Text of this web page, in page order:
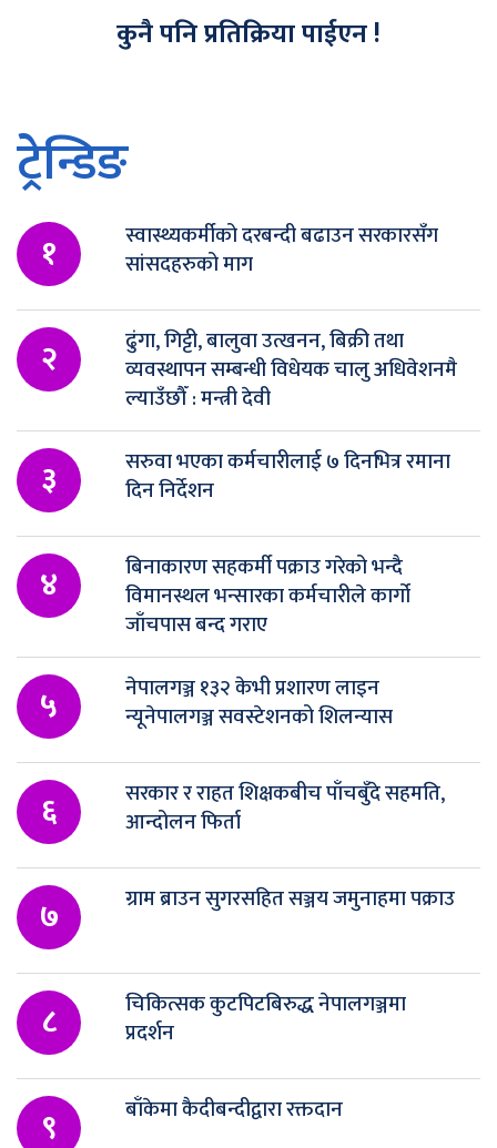
कुनै पनि प्रतिक्रिया पाईएन !
ट्रेन्डिङ
१
स्वास्थ्यकर्मीको दरबन्दी बढाउन सरकारसँग
सांसदहरुको माग
२
ढुंगा, गिट्टी, बालुवा उत्खनन, बिक्री तथा
व्यवस्थापन सम्बन्धी विधेयक चालु अधिवेशनमै
ल्याउँछौँ : मन्त्री देवी
३
सरुवा भएका कर्मचारीलाई ७ दिनभित्र रमाना
दिन निर्देशन
४
बिनाकारण सहकर्मी पक्राउ गरेको भन्दै
विमानस्थल भन्सारका कर्मचारीले कार्गो
जाँचपास बन्द गराए
५
नेपालगञ्ज १३२ केभी प्रशारण लाइन
न्यूनेपालगञ्ज सवस्टेशनको शिलन्यास
६
सरकार र राहत शिक्षकबीच पाँचबुँदे सहमति,
आन्दोलन फिर्ता
७ ग्राम ब्राउन सुगरसहित सञ्जय जमुनाहमा पक्राउ
८
चिकित्सक कुटपिटबिरुद्ध नेपालगञ्जमा
प्रदर्शन
९ बाँकेमा कैदीबन्दीद्वारा रक्तदान